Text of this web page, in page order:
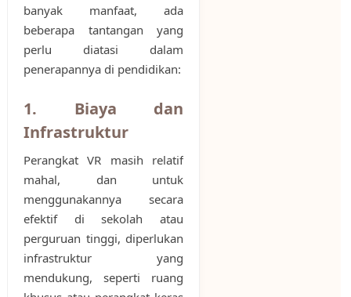
banyak manfaat, ada
beberapa tantangan yang
perlu diatasi dalam
penerapannya di pendidikan:
1. Biaya dan
Infrastruktur
Perangkat VR masih relatif
mahal, dan untuk
menggunakannya secara
efektif di sekolah atau
perguruan tinggi, diperlukan
infrastruktur yang
mendukung, seperti ruang